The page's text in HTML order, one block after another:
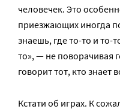
человечек. Это
приезжающих иногда
знаешь, где то-то и то-
то», — не поворачивая
говорит тот, кто знает
Кстати об играх. К